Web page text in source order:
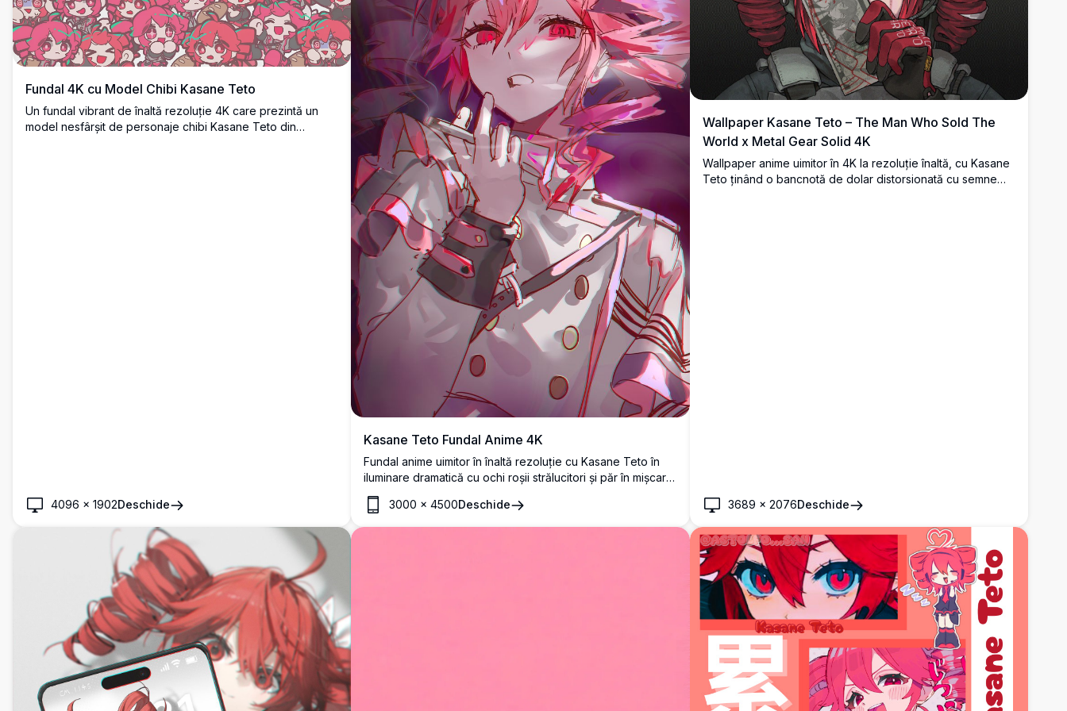
Fundal 4K cu Model Chibi Kasane Teto
Un fundal vibrant de înaltă rezoluție 4K care prezintă un
model nesfârșit de personaje chibi Kasane Teto din
4096 × 1902Deschide
Kasane Teto Fundal Anime 4K
Fundal anime uimitor în înaltă rezoluție cu Kasane Teto în
iluminare dramatică cu ochi roșii strălucitori și păr în mișcare.
Artă digitală perfectă care prezintă designul detaliat al
personajului cu culori vibrante și efecte atmosferice pentru
impact vizual maxim.
3000 ×4500Deschide
Wallpaper Kasane Teto – The Man Who Sold The
World x Metal Gear Solid 4K
Wallpaper anime uimitor în 4K la rezoluție înaltă, cu Kasane
Teto ținând o bancnotă de dolar distorsionată cu semne
3689 × 2076Deschide